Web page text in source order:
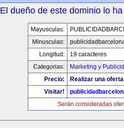
El dueño de este dominio lo
Mayusculas:
Minusculas:
Longitud:
19 caracteres
Categorias:
Marketing y
Precio:
Realizar una
Visitar!
Serán consideradas